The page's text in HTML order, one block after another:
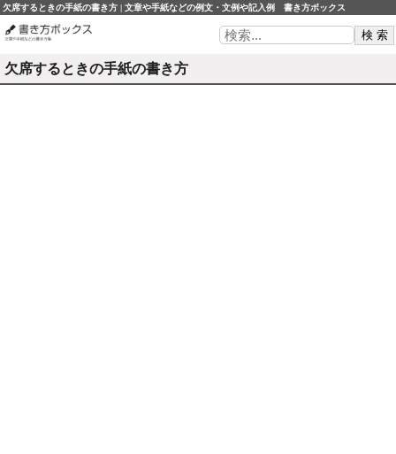
欠席するときの手紙の書き方 | 文章や手紙などの例文・文例や記入例 書き方ボックス
欠席するときの手紙の書き方